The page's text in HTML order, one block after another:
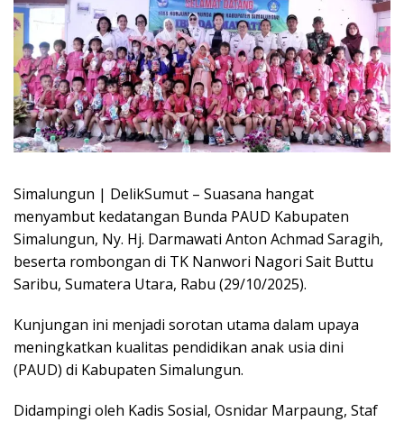
Simalungun | DelikSumut – Suasana hangat
menyambut kedatangan Bunda PAUD Kabupaten
Simalungun, Ny. Hj. Darmawati Anton Achmad Saragih,
beserta rombongan di TK Nanwori Nagori Sait Buttu
Saribu, Sumatera Utara, Rabu (29/10/2025).
Kunjungan ini menjadi sorotan utama dalam upaya
meningkatkan kualitas pendidikan anak usia dini
(PAUD) di Kabupaten Simalungun.
Didampingi oleh Kadis Sosial, Osnidar Marpaung, Staf